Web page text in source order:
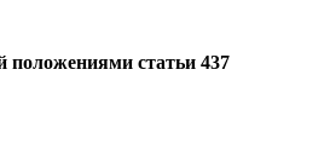
положениями статьи 437